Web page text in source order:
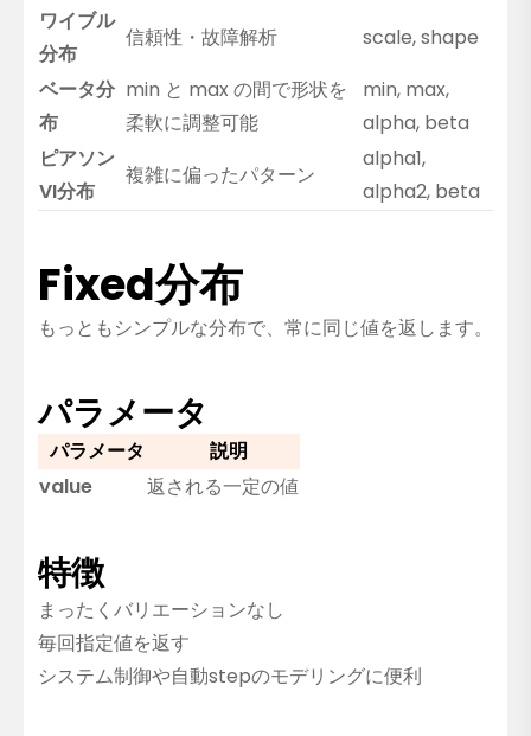
ワイブル
分布
信頼性・故障解析
scale, shape
ベータ分
布
min と max の間で形状を
柔軟に調整可能
min, max,
alpha, beta
ピアソン
VI分布
複雑に偏ったパターン
alpha1,
alpha2, beta
Fixed分布
もっともシンプルな分布で、常に同じ値を返します。
パラメータ
パラメータ
説明
value
返される一定の値
特徴
まったくバリエーションなし
毎回指定値を返す
システム制御や自動stepのモデリングに便利